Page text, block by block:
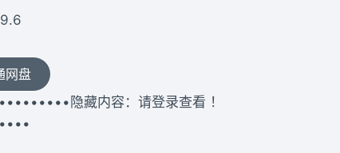
网盘
隐藏内容：请登录查看 ！